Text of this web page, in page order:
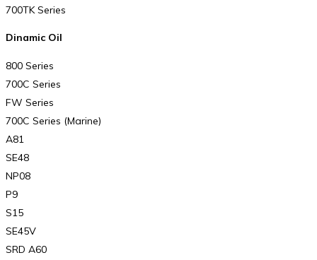
700TK Series
Dinamic Oil
800 Series
700C Series
FW Series
700C Series (Marine)
A81
SE48
NP08
P9
S15
SE45V
SRD A60